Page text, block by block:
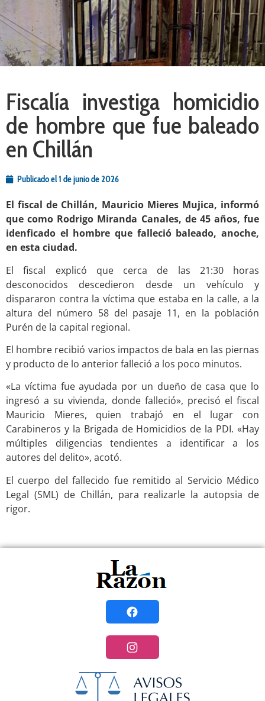
Fiscalía investiga homicidio
de hombre que fue baleado
en Chillán
Publicado el1 de junio de 2026
El fiscal de Chillán, Mauricio Mieres Mujica, informó
que como Rodrigo Miranda Canales, de 45 años, fue
idenficado el hombre que falleció baleado, anoche,
en esta ciudad.
El fiscal explicó que cerca de las 21:30 horas
desconocidos descedieron desde un vehículo y
dispararon contra la víctima que estaba en la calle, a la
altura del número 58 del pasaje 11, en la población
Purén de la capital regional.
El hombre recibió varios impactos de bala en las piernas
y producto de lo anterior falleció a los poco minutos.
«La víctima fue ayudada por un dueño de casa que lo
ingresó a su vivienda, donde falleció», precisó el fiscal
Mauricio Mieres, quien trabajó en el lugar con
Carabineros y la Brigada de Homicidios de la PDI. «Hay
múltiples diligencias tendientes a identificar a los
autores del delito», acotó.
El cuerpo del fallecido fue remitido al Servicio Médico
Legal (SML) de Chillán, para realizarle la autopsia de
rigor.